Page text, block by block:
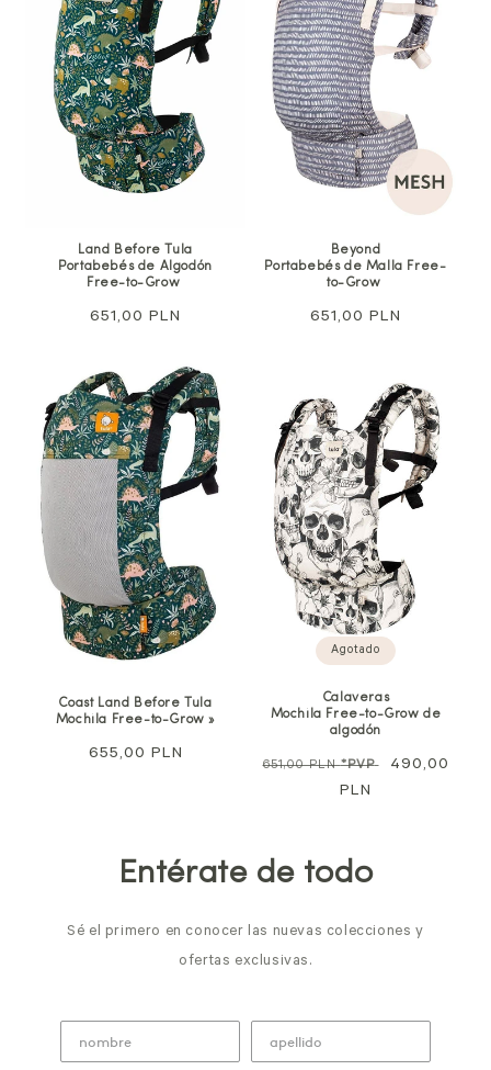
Land Before Tula
Portabebés de Algodón
Free-to-Grow
Precio
651,00 PLN
Beyond
Portabebés de Malla Free-
to-Grow
Precio
651,00 PLN
Coast Land Before Tula
Mochila Free-to-Grow »
Precio
655,00 PLN
Agotado
Calaveras
Mochila Free-to-Grow de
algodón
Precio
651,00 PLN*PVP
Precio
490,00
PLN
Entérate de todo
Sé el primero en conocer las nuevas colecciones y
ofertas exclusivas.